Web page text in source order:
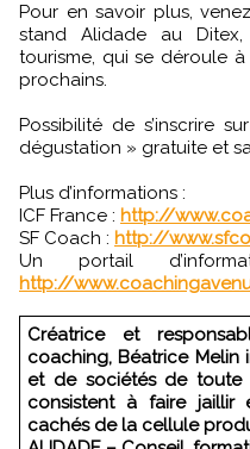
Pour en savoir plus,
stand Alidade au
tourisme, qui se déroule
prochains.
Possibilité de s’inscrire
dégustation » gratuite et
Plus d’informations :
ICF France : http://
SF Coach : http://
Un portail
http://
Créatrice et responsable d’Alidade, entreprise de
coaching, Béatrice Melin
et de sociétés de toute
consistent à faire jaillir
cachés de la cellule